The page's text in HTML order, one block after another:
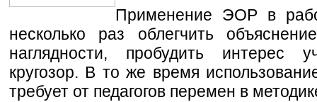
Применение ЭОР в
несколько раз облегчить
наглядности, пробудить интерес
кругозор. В то же время
требует от педагогов перемен в